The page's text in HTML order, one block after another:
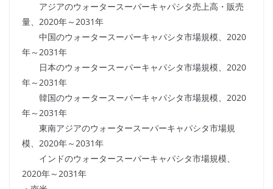
アジアのウォータースーパーキャパシタ売上高・販売
量、2020年～2031年
中国のウォータースーパーキャパシタ市場規模、2020
年～2031年
日本のウォータースーパーキャパシタ市場規模、2020
年～2031年
韓国のウォータースーパーキャパシタ市場規模、2020
年～2031年
東南アジアのウォータースーパーキャパシタ市場規
模、2020年～2031年
インドのウォータースーパーキャパシタ市場規模、
2020年～2031年